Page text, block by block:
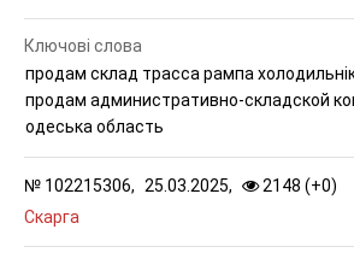
№ 102215306, 25.03.2025, 2148 (+0)
Скарга
Ключові слова
продам склад трасса рампа
продам административно-складской
одеська область